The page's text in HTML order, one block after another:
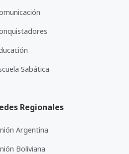
Sabática
Regionales
Argentina
Boliviana